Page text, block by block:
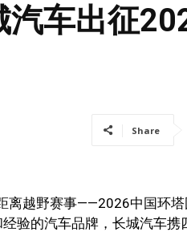
车出征
Share
离越野赛事——2026中国环
验的汽车品牌，长城汽车携